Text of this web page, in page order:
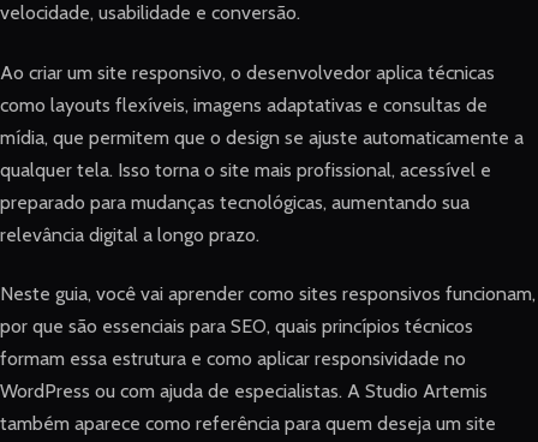
velocidade, usabilidade e conversão.
Ao criar um site responsivo, o desenvolvedor aplica técnicas
como layouts flexíveis, imagens adaptativas e consultas de
mídia, que permitem que o design se ajuste automaticamente a
qualquer tela. Isso torna o site mais profissional, acessível e
preparado para mudanças tecnológicas, aumentando sua
relevância digital a longo prazo.
Neste guia, você vai aprender como sites responsivos funcionam,
por que são essenciais para SEO, quais princípios técnicos
formam essa estrutura e como aplicar responsividade no
WordPress ou com ajuda de especialistas. A Studio Artemis
também aparece como referência para quem deseja um site